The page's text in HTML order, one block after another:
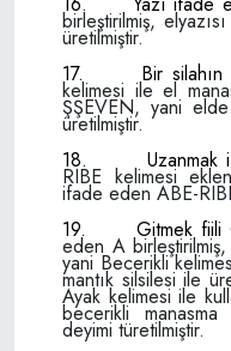
birleştirilmiş,
üretilmiştir.
17.
Bir
kelimesi ile el
ŞŞEVEN, yani
üretilmiştir.
18.
RIBE kelimesi
ifade eden ABE-
19.
Gitmek fiili
eden A
yani Becerikli
mantık silsilesi ile
Ayak keli­mesi ile
becerikli
deyimi türetilmiştir.